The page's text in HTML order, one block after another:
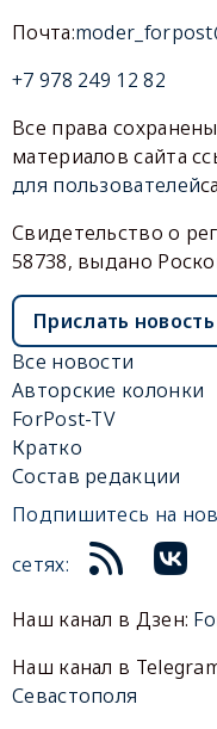
Почта:
+7 978 249 12 82
Все права
материалов сайта
для пользователей
Свидетельство о
58738, выдано
Прислать новость
Все новости
Авторские колонки
ForPost-TV
Кратко
Состав редакции
Подпишитесь на
сетях:
Наш канал в Дзен:
Наш канал в
Севастополя